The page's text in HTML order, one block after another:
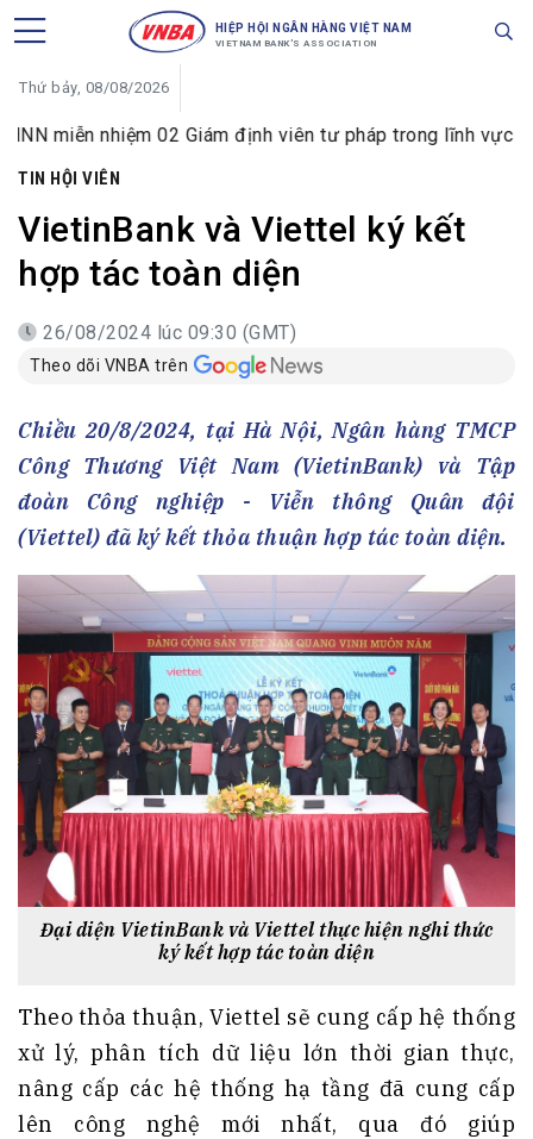
HIỆP HỘI NGÂN HÀNG VIỆT NAM
VIETNAM BANK'S ASSOCIATION
Thứ bảy, 08/08/2026
nhiệm 02 Giám định viên tư pháp trong lĩnh vực tiền tệ và
TIN HỘI VIÊN
VietinBank và Viettel ký kết
hợp tác toàn diện
26/08/2024 lúc 09:30 (GMT)
Theo dõi VNBA trên
Chiều 20/8/2024, tại Hà Nội, Ngân hàng TMCP
Công Thương Việt Nam (VietinBank) và Tập
đoàn Công nghiệp - Viễn thông Quân đội
(Viettel) đã ký kết thỏa thuận hợp tác toàn diện.
Đại diện VietinBank và Viettel thực hiện nghi thức
ký kết hợp tác toàn diện
Theo thỏa thuận, Viettel sẽ cung cấp hệ thống
xử lý, phân tích dữ liệu lớn thời gian thực,
nâng cấp các hệ thống hạ tầng đã cung cấp
lên công nghệ mới nhất, qua đó giúp